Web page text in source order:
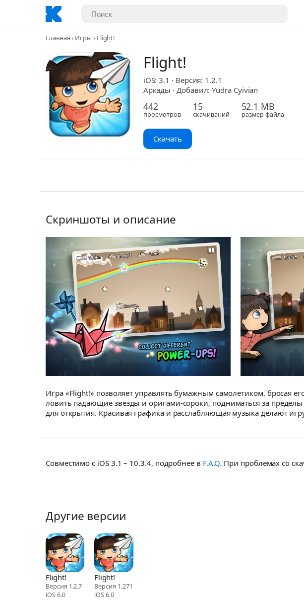
Главная Игры Flight!
Flight!
iOS: 3.1 · Версия: 1.2.1
Аркады · Добавил: Yudra Cyivian
442
просмотров
15
скачиваний
52.1 MB
размер файла
Скачать
Скриншоты и описание
Игра «Flight!» позволяет управлять бумажным самолетиком, бросая
ловить падающие звезды и оригами-сороки, подниматься за
для открытия. Красивая графика и расслабляющая музыка делают
Совместимо с iOS 3.1 – 10.3.4, подробнее в F.A.Q. При проблемах со
Другие версии
Flight!
Версия 1.2.7
iOS 6.0
Flight!
Версия 1.271
iOS 6.0